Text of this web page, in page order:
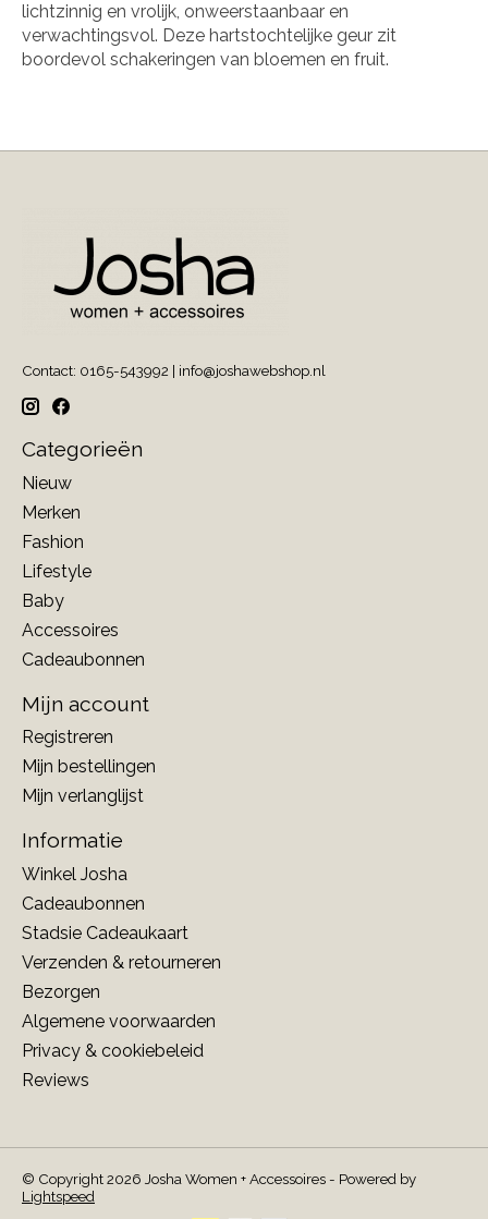
lichtzinnig en vrolijk, onweerstaanbaar en
verwachtingsvol. Deze hartstochtelijke geur zit
boordevol schakeringen van bloemen en fruit.
Contact: 0165-543992 | info@joshawebshop.nl
Categorieën
Nieuw
Merken
Fashion
Lifestyle
Baby
Accessoires
Cadeaubonnen
Mijn account
Registreren
Mijn bestellingen
Mijn verlanglijst
Informatie
Winkel Josha
Cadeaubonnen
Stadsie Cadeaukaart
Verzenden & retourneren
Bezorgen
Algemene voorwaarden
Privacy & cookiebeleid
Reviews
© Copyright 2026 Josha Women + Accessoires - Powered by
Lightspeed